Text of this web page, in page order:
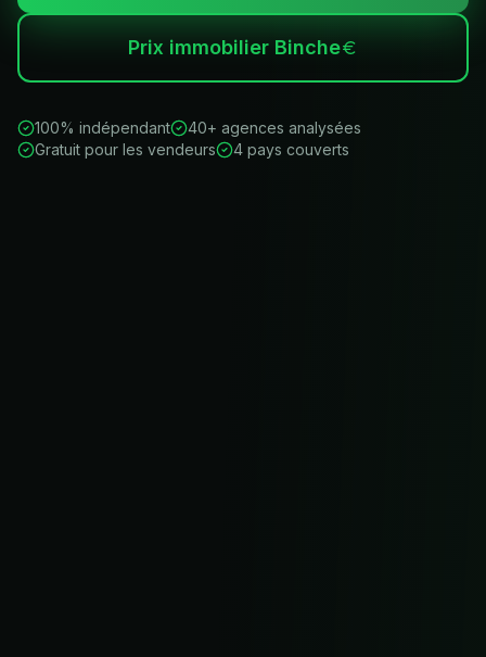
Prix immobilier Binche
100% indépendant
40+ agences analysées
Gratuit pour les vendeurs
4 pays couverts